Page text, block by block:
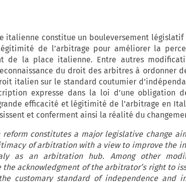
italienne constitue un bouleversement
de l’arbitrage pour améliorer la
de la place italienne. Entre autres
du droit des arbitres à ordonner
italien sur le standard coutumier
expresse dans la loi d’une obligation
efficacité et légitimité de l’arbitrage en
et conferment ainsi la réalité du
reform constitutes a major legislative change
of arbitration with a view to improve the
as an arbitration hub. Among other
the acknowledgment of the arbitrator’s right to
customary standard of independence and